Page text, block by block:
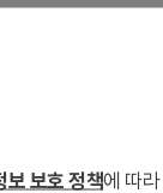
보 보호 정책에 따